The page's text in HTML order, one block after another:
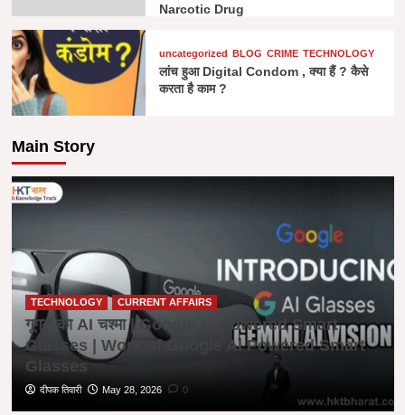
Main Story
TECHNOLOGY CURRENT AFFAIRS
गूगल का AI चश्मा | Google AI Powered Smart
Glasses | Work of Google AI Powered Smart
Glasses
दीपक तिवारी May 28, 2026 0
Narcotic Drug
uncategorized BLOG CRIME TECHNOLOGY
लांच हुआ Digital Condom , क्या हैं ? कैसे
करता है काम ?